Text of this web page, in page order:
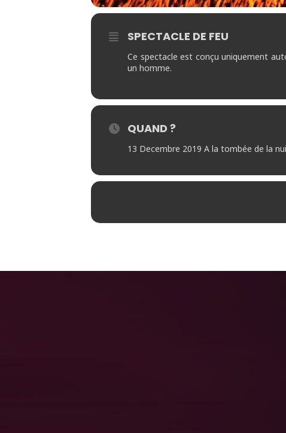
SPECTACLE DE FEU
Ce spectacle est conçu uniquement
un homme.
QUAND ?
13 Decembre 2019 A la tombée de la